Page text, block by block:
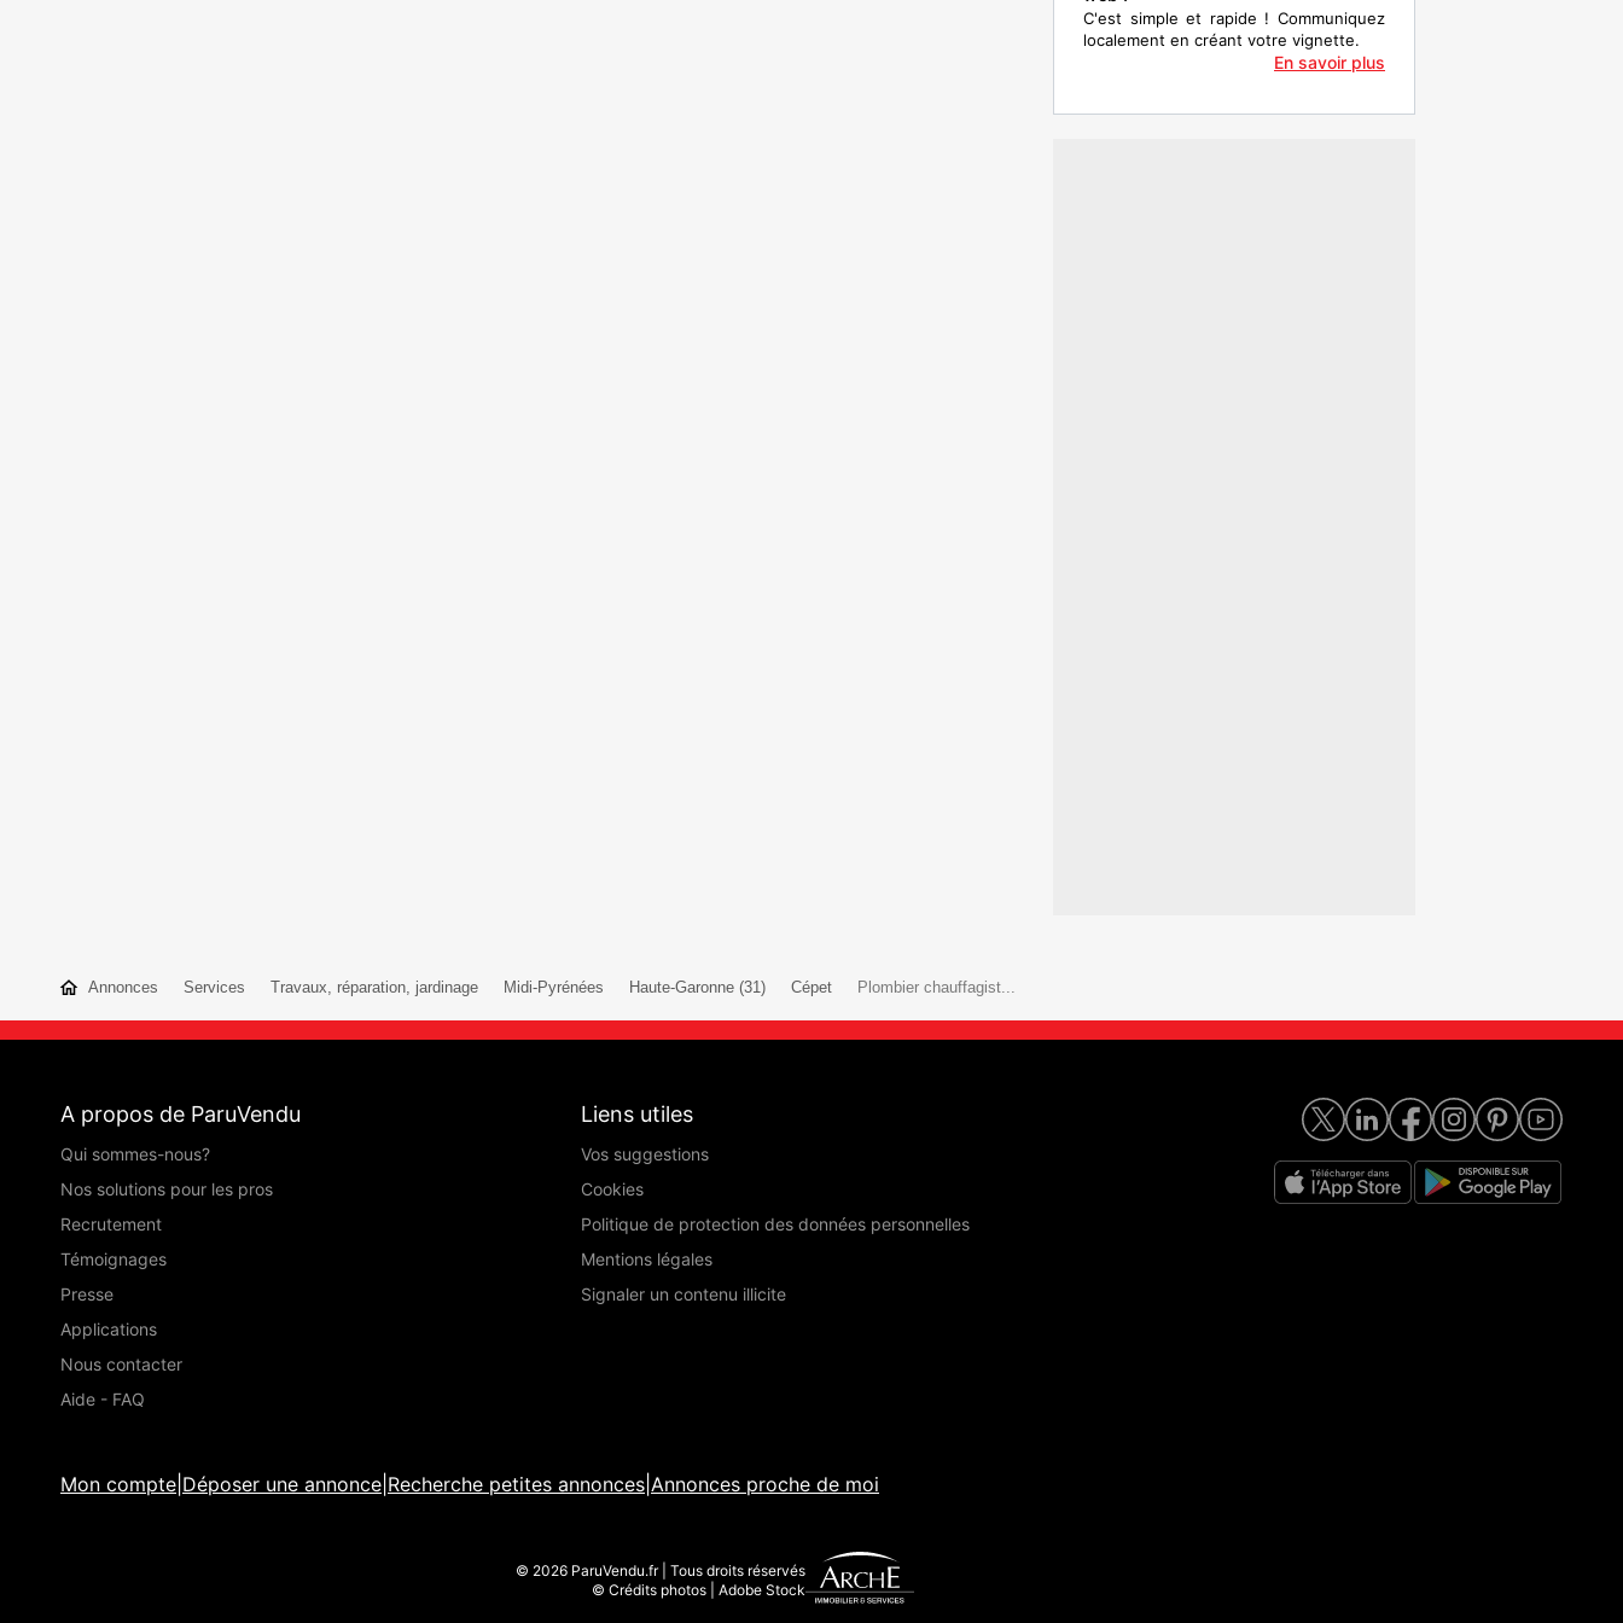
C'est simple et rapide ! Communiquez
localement en créant votre vignette.
En savoir plus
Annonces Services Travaux, réparation, jardinage Midi-Pyrénées Haute-Garonne (31) Cépet Plombier chauffagist...
A propos de ParuVendu
Qui sommes-nous?
Nos solutions pour les pros
Recrutement
Témoignages
Presse
Applications
Nous contacter
Aide - FAQ
Liens utiles
Vos suggestions
Cookies
Politique de protection des données personnelles
Mentions légales
Signaler un contenu illicite
Mon compte Déposer une annonce Recherche petites annonces Annonces proche de moi
© 2026 ParuVendu.fr | Tous droits réservés
© Crédits photos | Adobe Stock